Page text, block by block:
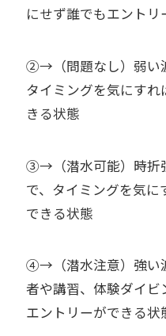
にせず誰でもエントリ
②→（問題なし）弱い
タイミングを気にす
きる状態
③→（潜水可能）時折
で、タイミングを気
できる状態
④→（潜水注意）強い
者や講習、体験ダイビ
エントリーができる状